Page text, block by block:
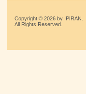
Copyright © 2026 by IPIRAN.
All Rights Reserved.